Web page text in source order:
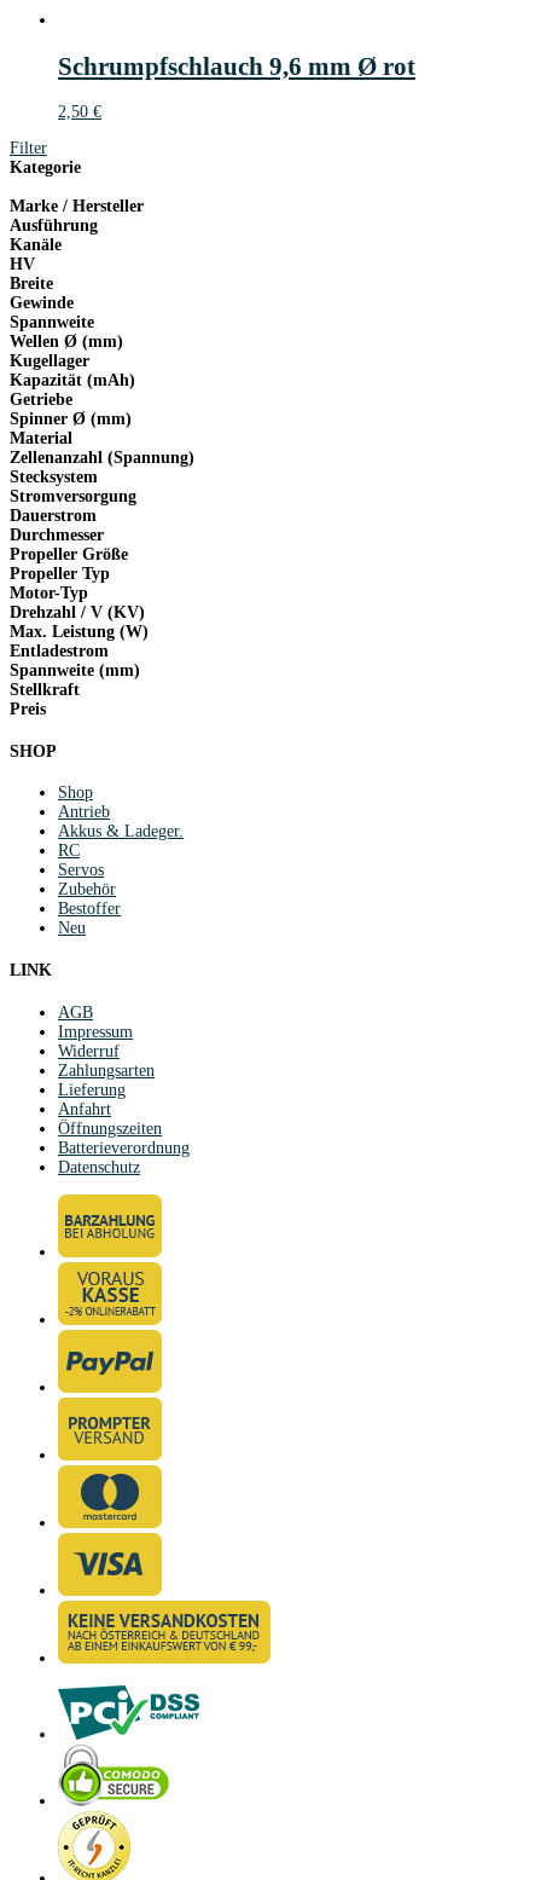
Schrumpfschlauch 9,6 mm Ø rot
2,50 €
Filter
Kategorie
Marke / Hersteller
Ausführung
Kanäle
HV
Breite
Gewinde
Spannweite
Wellen Ø (mm)
Kugellager
Kapazität (mAh)
Getriebe
Spinner Ø (mm)
Material
Zellenanzahl (Spannung)
Stecksystem
Stromversorgung
Dauerstrom
Durchmesser
Propeller Größe
Propeller Typ
Motor-Typ
Drehzahl / V (KV)
Max. Leistung (W)
Entladestrom
Spannweite (mm)
Stellkraft
Preis
SHOP
Shop
Antrieb
Akkus & Ladeger.
RC
Servos
Zubehör
Bestoffer
Neu
LINK
AGB
Impressum
Widerruf
Zahlungsarten
Lieferung
Anfahrt
Öffnungszeiten
Batterieverordnung
Datenschutz